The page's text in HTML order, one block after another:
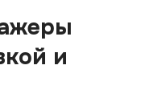
и